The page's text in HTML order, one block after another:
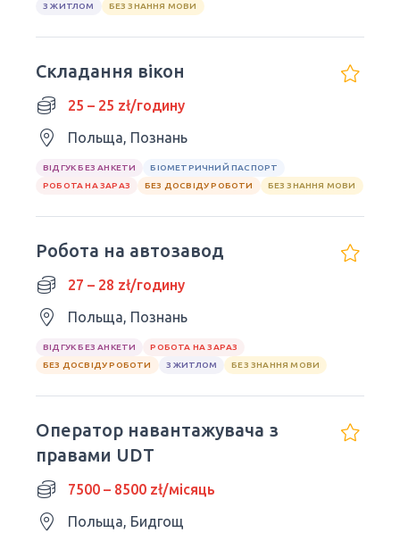
З ЖИТЛОМ
БЕЗ ЗНАННЯ МОВИ
Складання вікон
25 – 25 zł/годину
Польща, Познань
ВІДГУК БЕЗ АНКЕТИ
БІОМЕТРИЧНИЙ ПАСПОРТ
РОБОТА НА ЗАРАЗ
БЕЗ ДОСВІДУ РОБОТИ БЕЗ ЗНАННЯ МОВИ
Робота на автозавод
27 – 28 zł/годину
Польща, Познань
ВІДГУК БЕЗ АНКЕТИ
РОБОТА НА ЗАРАЗ
БЕЗ ДОСВІДУ РОБОТИ
З ЖИТЛОМ БЕЗ ЗНАННЯ МОВИ
Оператор навантажувача з
правами UDT
7500 – 8500 zł/місяць
Польща, Бидгощ